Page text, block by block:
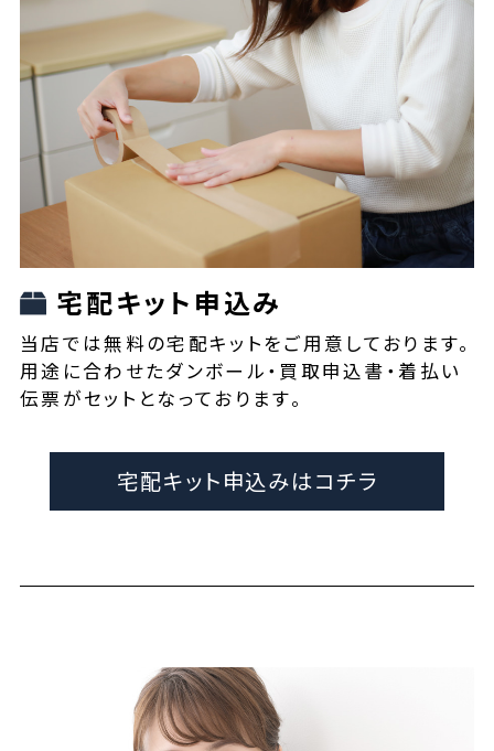
宅配キット申込み
当店では無料の宅配キットをご用意しております。
用途に合わせたダンボール・買取申込書・着払い
伝票がセットとなっております。
宅配キット申込みはコチラ